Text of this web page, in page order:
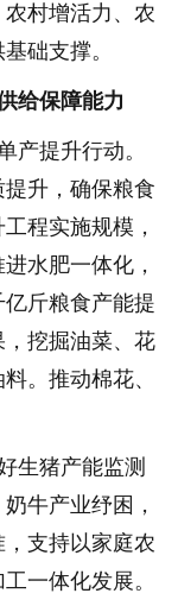
村增活力、农
础支撑。
给保障能力
产提升行动。
升，确保粮食
程实施规模，
水肥一体化，
斤粮食产能提
挖掘油菜、花
。推动棉花、
生猪产能监测
牛产业纾困，
支持以家庭农
一体化发展。